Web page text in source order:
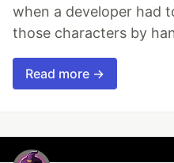
when a developer had
those characters by
Read more →